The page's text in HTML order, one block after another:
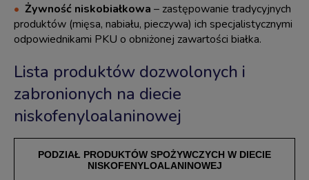
Żywność niskobiałkowa – zastępowanie tradycyjnych
produktów (mięsa, nabiału, pieczywa) ich specjalistycznymi
odpowiednikami PKU o obniżonej zawartości białka.
Lista produktów dozwolonych i
zabronionych na diecie
niskofenyloalaninowej
PODZIAŁ PRODUKTÓW SPOŻYWCZYCH W DIECIE
NISKOFENYLOALANINOWEJ